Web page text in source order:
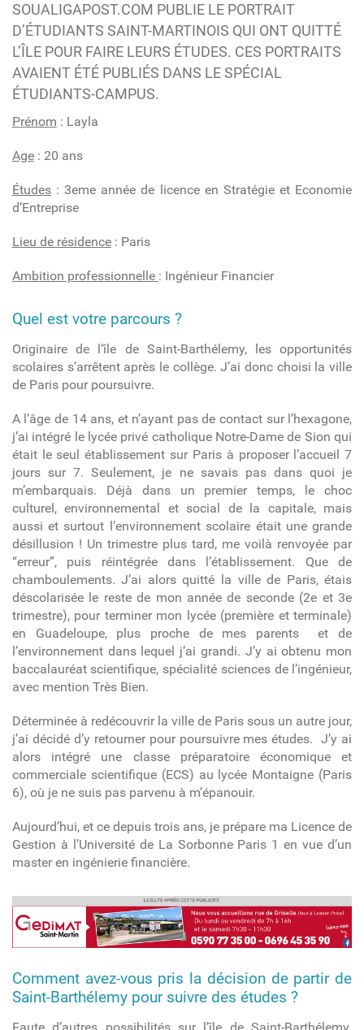
SOUALIGAPOST.COM PUBLIE LE PORTRAIT
D’ÉTUDIANTS SAINT-MARTINOIS QUI ONT QUITTÉ
L’ÎLE POUR FAIRE LEURS ÉTUDES. CES PORTRAITS
AVAIENT ÉTÉ PUBLIÉS DANS LE SPÉCIAL
ÉTUDIANTS-CAMPUS.
Prénom : Layla
Age: 20 ans
Études: 3eme année de licence en Stratégie et Economie
d’Entreprise
Lieu de résidence: Paris
Ambition professionnelle : Ingénieur Financier
Quel est votre parcours ?
Originaire de l’île de Saint-Barthélemy, les opportunités
scolaires s’arrêtent après le collège. J’ai donc choisi la ville
de Paris pour poursuivre.
A l’âge de 14 ans, et n’ayant pas de contact sur l’hexagone,
j’ai intégré le lycée privé catholique Notre-Dame de Sion qui
était le seul établissement sur Paris à proposer l’accueil 7
jours sur 7. Seulement, je ne savais pas dans quoi je
m’embarquais. Déjà dans un premier temps, le choc
culturel, environnemental et social de la capitale, mais
aussi et surtout l’environnement scolaire était une grande
désillusion ! Un trimestre plus tard, me voilà renvoyée par
“erreur”, puis réintégrée dans l’établissement. Que de
chamboulements. J’ai alors quitté la ville de Paris, étais
déscolarisée le reste de mon année de seconde (2e et 3e
trimestre), pour terminer mon lycée (première et terminale)
en Guadeloupe, plus proche de mes parents et de
l’environnement dans lequel j’ai grandi. J’y ai obtenu mon
baccalauréat scientifique, spécialité sciences de l’ingénieur,
avec mention Très Bien.
Déterminée à redécouvrir la ville de Paris sous un autre jour,
j’ai décidé d’y retourner pour poursuivre mes études. J’y ai
alors intégré une classe préparatoire économique et
commerciale scientifique (ECS) au lycée Montaigne (Paris
6), où je ne suis pas parvenu à m’épanouir.
Aujourd’hui, et ce depuis trois ans, je prépare ma Licence de
Gestion à l’Université de La Sorbonne Paris 1 en vue d’un
master en ingénierie financière.
00-article-gedimat-generique_bh.jpg
Comment avez-vous pris la décision de partir de
Saint-Barthélemy pour suivre des études ?